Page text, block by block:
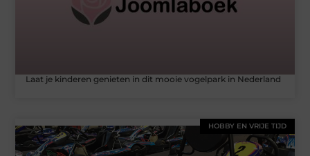
Laat je kinderen genieten in dit mooie vogelpark in Nederland
HOBBY EN VRIJE TIJD